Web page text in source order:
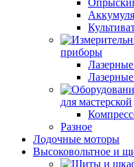
приборы
для мастерской
Разное
Лодочные моторы
Высоковольтное и